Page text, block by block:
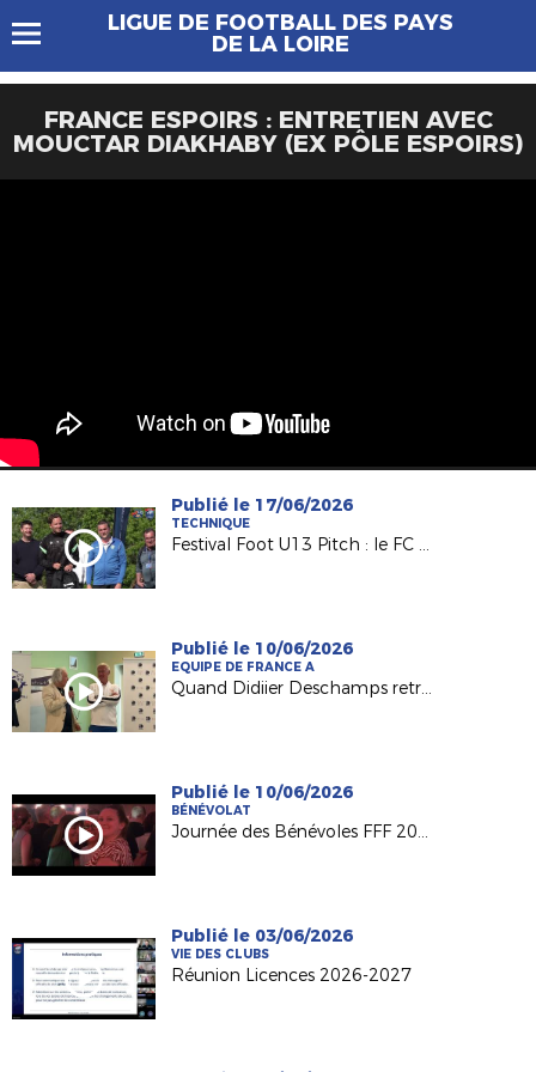
LIGUE DE FOOTBALL DES PAYS
DE LA LOIRE
FRANCE ESPOIRS : ENTRETIEN AVEC
MOUCTAR DIAKHABY (EX PÔLE ESPOIRS)
Publié le 17/06/2026
TECHNIQUE
Festival Foot U13 Pitch : le FC Chalonnes Chaudefonds club support à l'organisation
Publié le 10/06/2026
EQUIPE DE FRANCE A
Quand Didiier Deschamps retrouve ses racines nantaises...
Publié le 10/06/2026
BÉNÉVOLAT
Journée des Bénévoles FFF 2026
Publié le 03/06/2026
VIE DES CLUBS
Réunion Licences 2026-2027